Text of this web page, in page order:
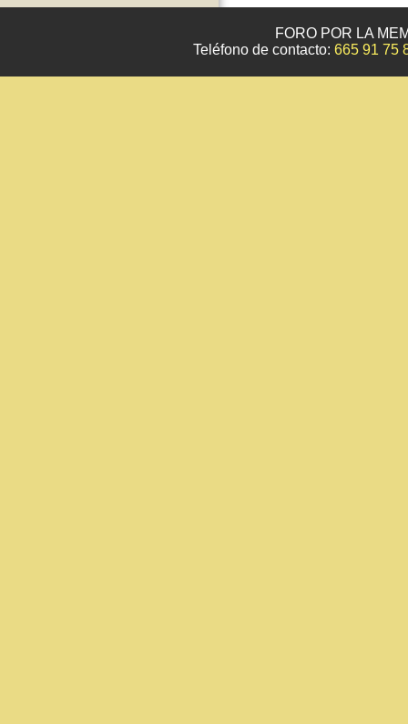
FORO POR LA
Teléfono de contacto: 665 91 75